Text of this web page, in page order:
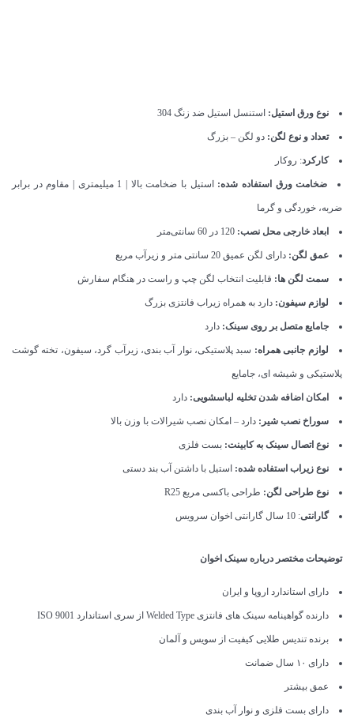
نوع ورق استیل: استنسل استیل ضد زنگ 304
تعداد و نوع لگن: دو لگن – بزرگ
کارکرد: روکار
ضخامت ورق استفاده شده: استیل با ضخامت بالا | 1 میلیمتری | مقاوم در برابر
ضربه، خوردگی و گرما
ابعاد خارجی محل نصب:
عمق لگن: دارای لگن عمیق 20 سانتی متر و زیرآب مربع
سمت لگن ها: قابلیت انتخاب لگن چپ و راست در هنگام سفارش
لوازم سیفون: دارد به همراه زیراب فانتزی بزرگ
جامایع متصل بر روی سینک: دارد
لوازم جانبی همراه: سبد پلاستیکی، نوار آب بندی، زیرآب گرد، سیفون، تخته گوشت
پلاستیکی و شیشه ای، جامایع
امکان اضافه شدن تخلیه لباسشویی: دارد
سوراخ نصب شیر: دارد – امکان نصب شیرالات با وزن بالا
نوع اتصال سینک به کابینت: بست فلزی
نوع زیراب استفاده شده: استیل با داشتن آب بند دستی
نوع طراحی لگن: طراحی باکسی مربع R25
گارانتی: 10 سال گارانتی اخوان سرویس
توضیحات مختصر درباره سینک اخوان
دارای استاندارد اروپا و ایران
دارنده گواهینامه سینک های فانتزی Welded Type از سری استاندارد ISO 9001
برنده تندیس طلایی کیفیت از سویس و آلمان
دارای ۱۰ سال ضمانت
عمق بیشتر
دارای بست فلزی و نوار آب بندی